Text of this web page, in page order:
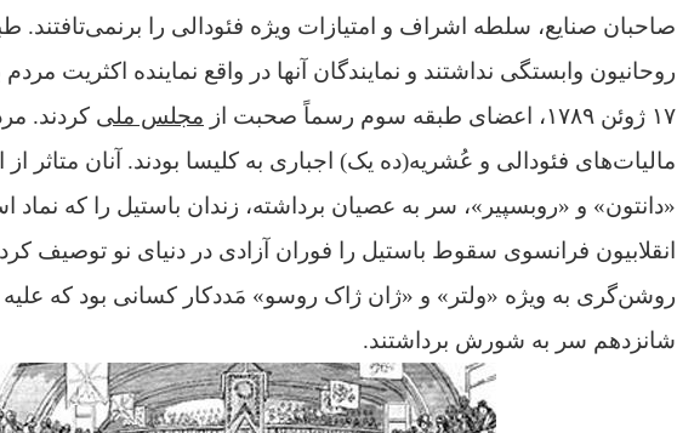
صاحبان صنایع، سلطه اشراف و امتیازات ویژه فئودالی را برنمی‌تافتند.
روحانیون وابستگی نداشتند و نمایندگان آنها در واقع نماینده اکثریت مردم
۱۷ ژوئن ۱۷۸۹، اعضای طبقه سوم رسماً صحبت از
مجلس ملی کردند.
مالیات‌های فئودالی و عُشریه‌(ده یک) اجباری به کلیسا بودند. آنان متاثر از
«دانتون» و «روبسپیر»، سر به عصیان برداشته، زندان باستیل را که نماد
انقلابیون فرانسوی سقوط باستیل را فوران آزادی در دنیای نو توصیف
روشن‌گری به ویژه «ولتر» و «ژان ژاک روسو» مَددکار کسانی بود که
شانزدهم سر به شورش برداشتند.